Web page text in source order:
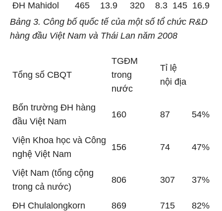
ĐH Mahidol 465 13.9 320 8.3 145 16.9
Bảng 3. Công bố quốc tế của một số tổ chức R&D
hàng đầu Việt Nam và Thái Lan năm 2008
Tổng số CBQT
TGĐM
trong
nước
Tỉ lệ
nội địa
Bốn trường ĐH hàng
đầu Việt Nam
160 87 54%
Viện Khoa học và Công
nghệ Việt Nam
156 74 47%
Việt Nam (tổng cộng
trong cả nước)
806 307 37%
ĐH Chulalongkorn 869 715
82%